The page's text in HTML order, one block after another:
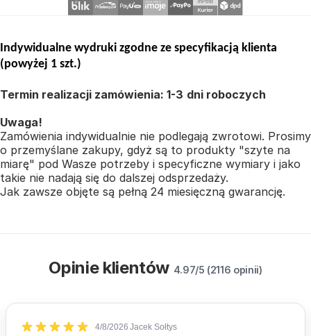
Indywidualne wydruki zgodne ze specyfikacją klienta
(powyżej 1 szt.)
Termin realizacji zamówienia: 1-3 dni roboczych
Uwaga!
Zamówienia indywidualnie nie podlegają zwrotowi. Prosimy
o przemyślane zakupy, gdyż są to produkty "szyte na
miarę" pod Wasze potrzeby i specyficzne wymiary i jako
takie nie nadają się do dalszej odsprzedaży.
Jak zawsze objęte są pełną 24 miesięczną gwarancję.
Opinie klientów 4.97/5 (2116 opinii)